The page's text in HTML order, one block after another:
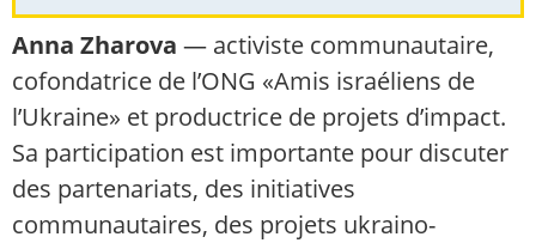
Anna Zharova — activiste communautaire,
cofondatrice de l’ONG «Amis israéliens de
l’Ukraine» et productrice de projets d’impact.
Sa participation est importante pour discuter
des partenariats, des initiatives
communautaires, des projets ukraino-